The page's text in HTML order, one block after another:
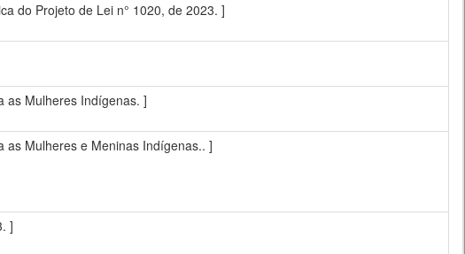
do Projeto de Lei n° 1020, de 2023. ]
as Mulheres Indígenas. ]
as Mulheres e Meninas Indígenas.. ]
]